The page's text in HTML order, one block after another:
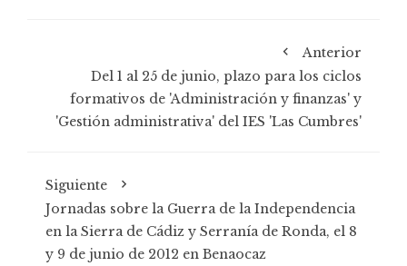
Anterior
Del 1 al 25 de junio, plazo para los ciclos
formativos de 'Administración y finanzas' y
'Gestión administrativa' del IES 'Las Cumbres'
Siguiente
Jornadas sobre la Guerra de la Independencia
en la Sierra de Cádiz y Serranía de Ronda, el 8
y 9 de junio de 2012 en Benaocaz